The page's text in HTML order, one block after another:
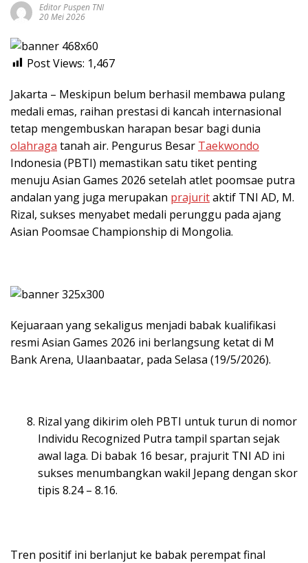
Editor Puspen TNI
20 Mei 2026
Post Views: 1,467
Jakarta – Meskipun belum berhasil membawa pulang
medali emas, raihan prestasi di kancah internasional
tetap mengembuskan harapan besar bagi dunia
olahraga tanah air. Pengurus Besar Taekwondo
Indonesia (PBTI) memastikan satu tiket penting
menuju Asian Games 2026 setelah atlet poomsae putra
andalan yang juga merupakan prajuritaktif TNI AD, M.
Rizal, sukses menyabet medali perunggu pada ajang
Asian Poomsae Championship di Mongolia.
Kejuaraan yang sekaligus menjadi babak kualifikasi
resmi Asian Games 2026 ini berlangsung ketat di M
Bank Arena, Ulaanbaatar, pada Selasa (19/5/2026).
Rizal yang dikirim oleh PBTI untuk turun di nomor
Individu Recognized Putra tampil spartan sejak
awal laga. Di babak 16 besar, prajurit TNI AD ini
sukses menumbangkan wakil Jepang dengan skor
tipis 8.24 – 8.16.
Tren positif ini berlanjut ke babak perempat final